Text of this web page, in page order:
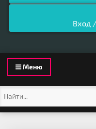
Вход
Toggle
navigation
Меню